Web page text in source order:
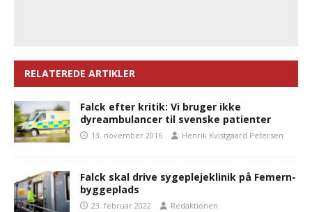
RELATEREDE ARTIKLER
Falck efter kritik: Vi bruger ikke
dyreambulancer til svenske patienter
13. november 2016 Henrik Kvistgaard Petersen
Falck skal drive sygeplejeklinik på Femern-
byggeplads
23. februar 2022 Redaktionen